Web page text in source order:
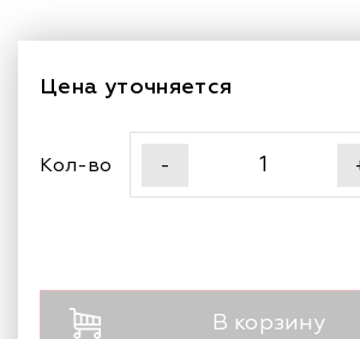
Цена уточняется
Кол-во -
В корзину